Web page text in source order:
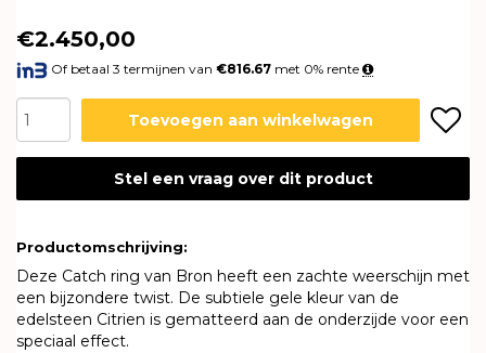
€2.450,00
Of betaal 3 termijnen van€816.67 met 0% rente
Toevoegen aan winkelwagen
Stel een vraag over dit product
Productomschrijving:
Deze Catch ring van Bron heeft een zachte weerschijn met
een bijzondere twist. De subtiele gele kleur van de
edelsteen Citrien is gematteerd aan de onderzijde voor een
speciaal effect.